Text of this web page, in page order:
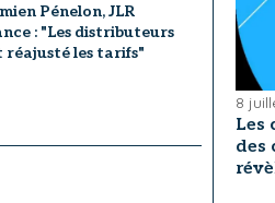
Pénelon, JLR
: "Les distributeurs
réajusté les tarifs"
8
Les
des